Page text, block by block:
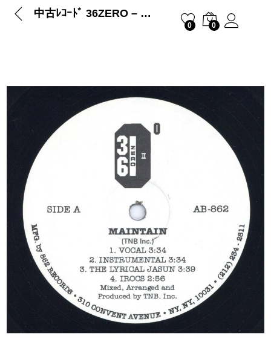
中古ﾚｺｰﾄﾞ 36ZERO – MAINTAIN / THE LYRICAL JASUN / IROCS
0 0